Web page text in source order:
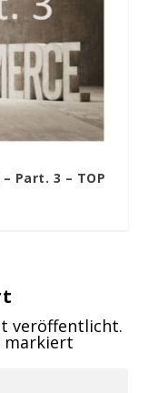
Part. 3 – TOP
veröffentlicht.
markiert